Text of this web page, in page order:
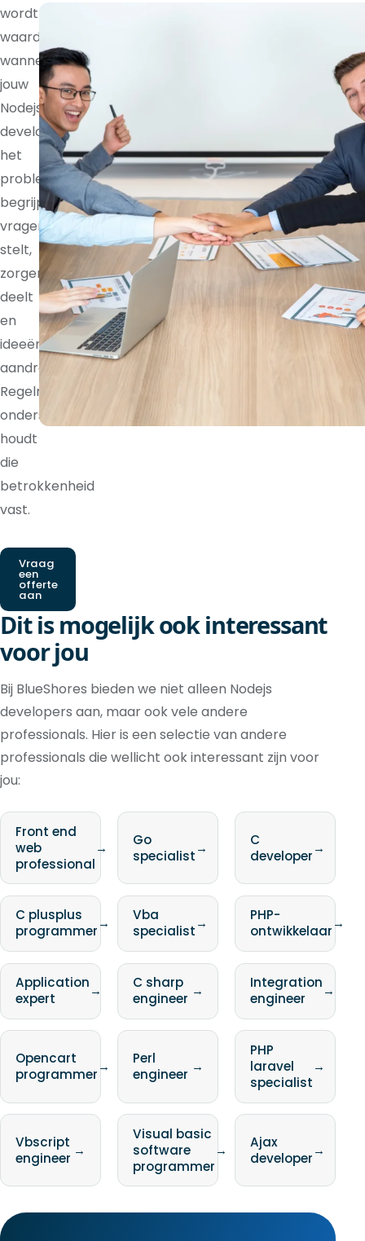
wordt
waardevoller
wanneer
jouw
Nodejs
developer
het
probleem
begrijpt,
vragen
stelt,
zorgen
deelt
en
ideeën
aandraagt.
Regelmatige
ondersteuning
houdt
die
betrokkenheid
vast.
Vraag
een
offerte
aan
Dit is mogelijk ook interessant
voor jou
Bij BlueShores bieden we niet alleen Nodejs
developers aan, maar ook vele andere
professionals. Hier is een selectie van andere
professionals die wellicht ook interessant zijn voor
jou:
Front end
web
professional
→
Go
specialist→
C
developer→
C plusplus
programmer→
Vba
specialist→
PHP-
ontwikkelaar→
Application
expert
→
C sharp
engineer →
Integration
engineer
→
Opencart
programmer→
Perl
engineer →
PHP
laravel
specialist
→
Vbscript
engineer →
Visual basic
software
programmer
→
Ajax
developer→